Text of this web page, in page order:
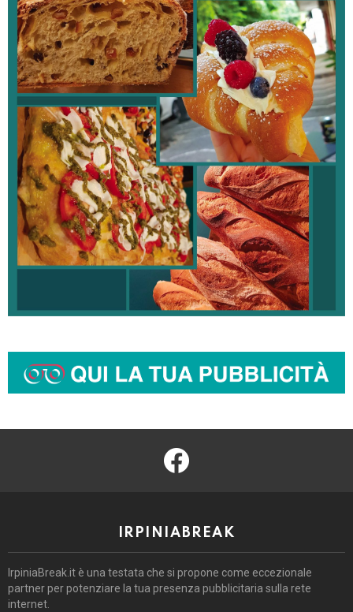
facebook
IRPINIABREAK
IrpiniaBreak.it è una testata che si propone come eccezionale
partner per potenziare la tua presenza pubblicitaria sulla rete
internet.